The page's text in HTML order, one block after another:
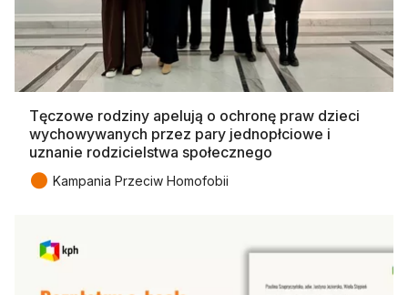
Tęczowe rodziny apelują o ochronę praw dzieci
wychowywanych przez pary jednopłciowe i
uznanie rodzicielstwa społecznego
● Kampania Przeciw Homofobii